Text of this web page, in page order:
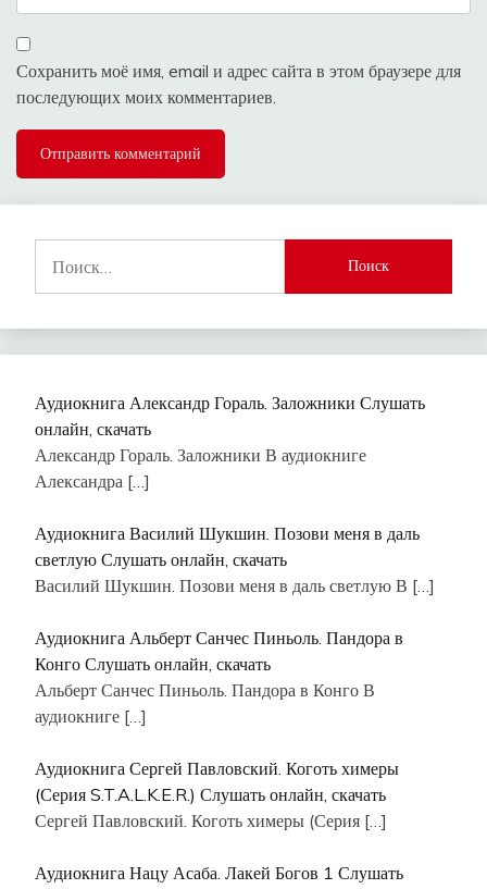
Сохранить моё имя, email и адрес сайта в этом браузере для
последующих моих комментариев.
Аудиокнига Александр Гораль. Заложники Слушать
онлайн, скачать
Александр Гораль. Заложники В аудиокниге
Александра […]
Аудиокнига Василий Шукшин. Позови меня в даль
светлую Слушать онлайн, скачать
Василий Шукшин. Позови меня в даль светлую В […]
Аудиокнига Альберт Санчес Пиньоль. Пандора в
Конго Слушать онлайн, скачать
Альберт Санчес Пиньоль. Пандора в Конго В
аудиокниге […]
Аудиокнига Сергей Павловский. Коготь химеры
(Серия S.T.A.L.K.E.R.) Слушать онлайн, скачать
Сергей Павловский. Коготь химеры (Серия […]
Аудиокнига Нацу Асаба. Лакей Богов 1 Слушать